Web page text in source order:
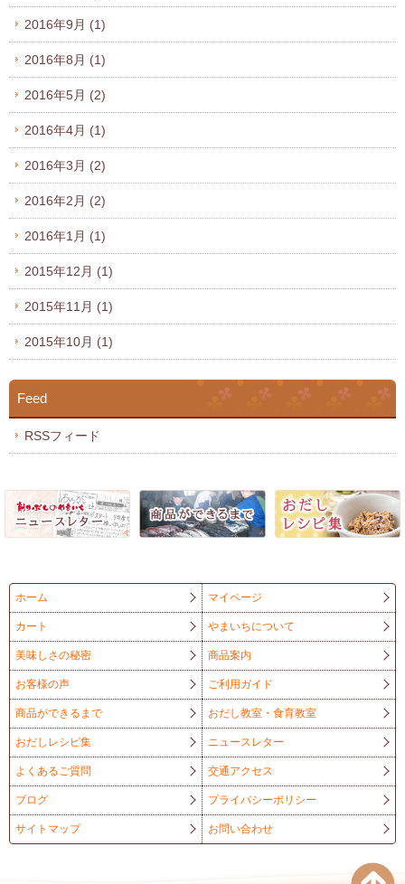
2016年9月 (1)
2016年8月 (1)
2016年5月 (2)
2016年4月 (1)
2016年3月 (2)
2016年2月 (2)
2016年1月 (1)
2015年12月 (1)
2015年11月 (1)
2015年10月 (1)
Feed
RSSフィード
ホーム マイページ
カート やまいちについて
美味しさの秘密 商品案内
お客様の声 ご利用ガイド
商品ができるまで おだし教室・食育教室
おだしレシピ集 ニュースレター
よくあるご質問 交通アクセス
ブログ プライバシーポリシー
サイトマップ お問い合わせ